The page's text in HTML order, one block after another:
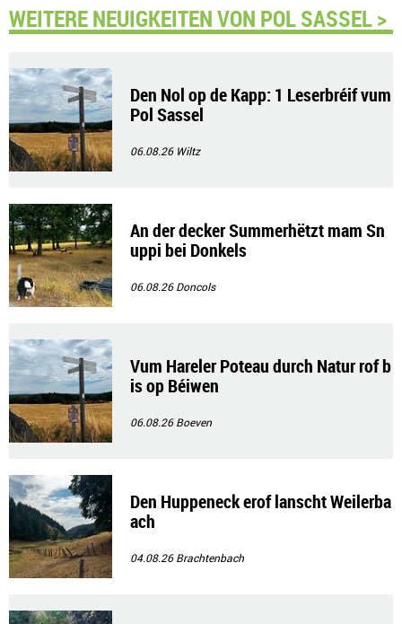
WEITERE NEUIGKEITEN VON POL SASSEL >
Den Nol op de Kapp: 1 Leserbréif vum
Pol Sassel
06.08.26 Wiltz
An der decker Summerhëtzt mam Sn
uppi bei Donkels
06.08.26Doncols
Vum Hareler Poteau durch Natur rof b
is op Béiwen
06.08.26Boeven
Den Huppeneck erof lanscht Weilerba
ach
04.08.26Brachtenbach